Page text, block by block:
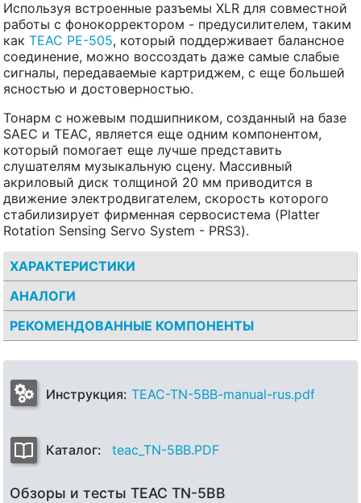
Используя встроенные разъемы XLR для совместной
работы с фонокорректором - предусилителем, таким
как TEAC PE-505, который поддерживает балансное
соединение, можно воссоздать даже самые слабые
сигналы, передаваемые картриджем, с еще большей
ясностью и достоверностью.
Тонарм с ножевым подшипником, созданный на базе
SAEC и TEAC, является еще одним компонентом,
который помогает еще лучше представить
слушателям музыкальную сцену. Массивный
акриловый диск толщиной 20 мм приводится в
движение электродвигателем, скорость которого
стабилизирует фирменная сервосистема (Platter
Rotation Sensing Servo System - PRS3).
ХАРАКТЕРИСТИКИ
АНАЛОГИ
РЕКОМЕНДОВАННЫЕ КОМПОНЕНТЫ
Инструкция: TEAC-TN-5BB-manual-rus.pdf
Каталог: teac_TN-5BB.PDF
Обзоры и тесты TEAC TN-5BB